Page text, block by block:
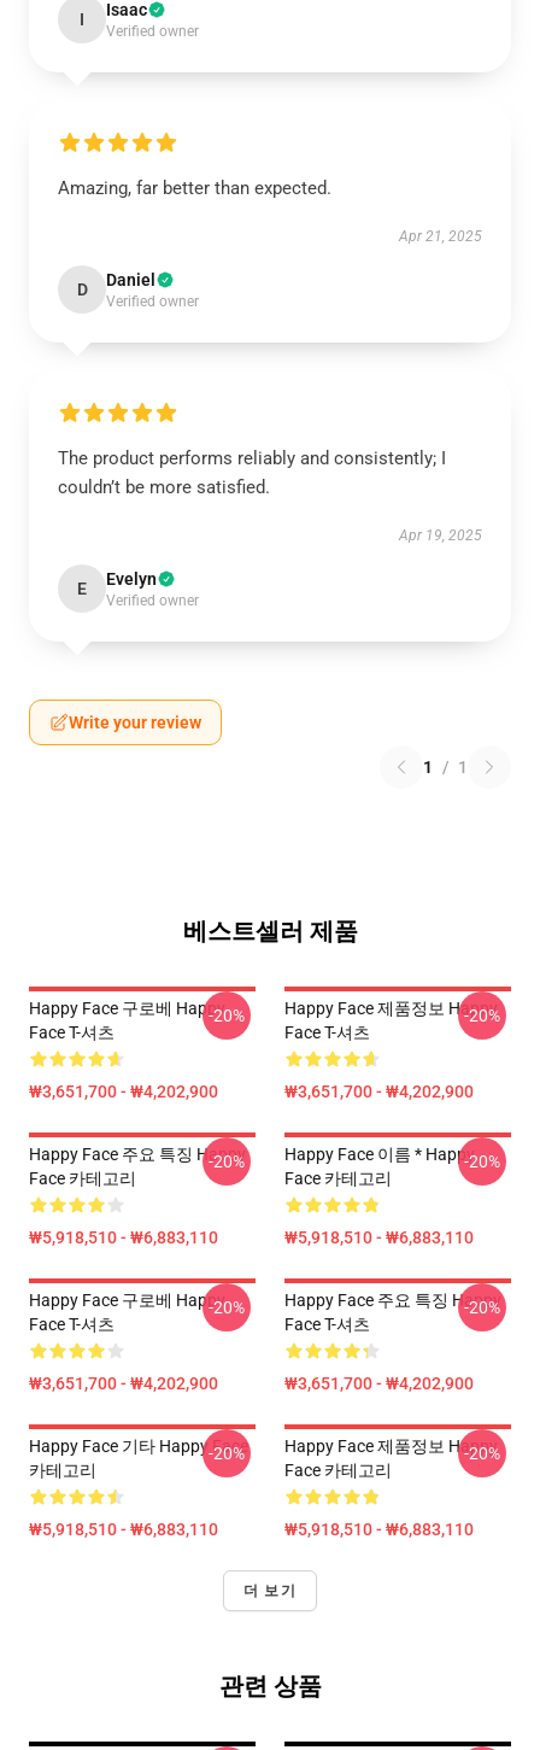
I Isaac
Verified owner
Amazing, far better than expected.
Apr 21, 2025
D Daniel
Verified owner
The product performs reliably and consistently; I
couldn’t be more satisfied.
Apr 19, 2025
E Evelyn
Verified owner
Write your review
1 / 1
베스트셀러 제품
Happy Face 구로베 Happy
Face T-셔츠
₩3,651,700 - ₩4,202,900
-20%
Happy Face 제품정보 Happy
Face T-셔츠
₩3,651,700 - ₩4,202,900
-20%
Happy Face 주요 특징 Happy
Face 카테고리
₩5,918,510 - ₩6,883,110
-20%
Happy Face 이름 * Happy
Face 카테고리
₩5,918,510 - ₩6,883,110
-20%
Happy Face 구로베 Happy
Face T-셔츠
₩3,651,700 - ₩4,202,900
-20%
Happy Face 주요 특징 Happy
Face T-셔츠
₩3,651,700 - ₩4,202,900
-20%
Happy Face 기타 Happy Face
카테고리
₩5,918,510 - ₩6,883,110
-20%
Happy Face 제품정보 Happy
Face 카테고리
₩5,918,510 - ₩6,883,110
-20%
더 보기
관련 상품